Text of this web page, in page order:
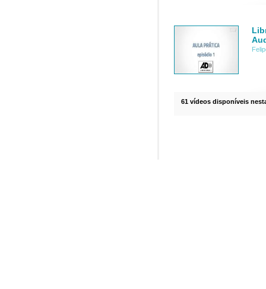
61 vídeos disponíveis